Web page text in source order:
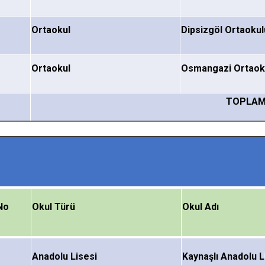
Ortaokul Dipsizgöl
Ortaokul Osmangazi
TOPLAM
Okul Türü Okul Adı
Anadolu Lisesi Kaynaşlı Anadolu